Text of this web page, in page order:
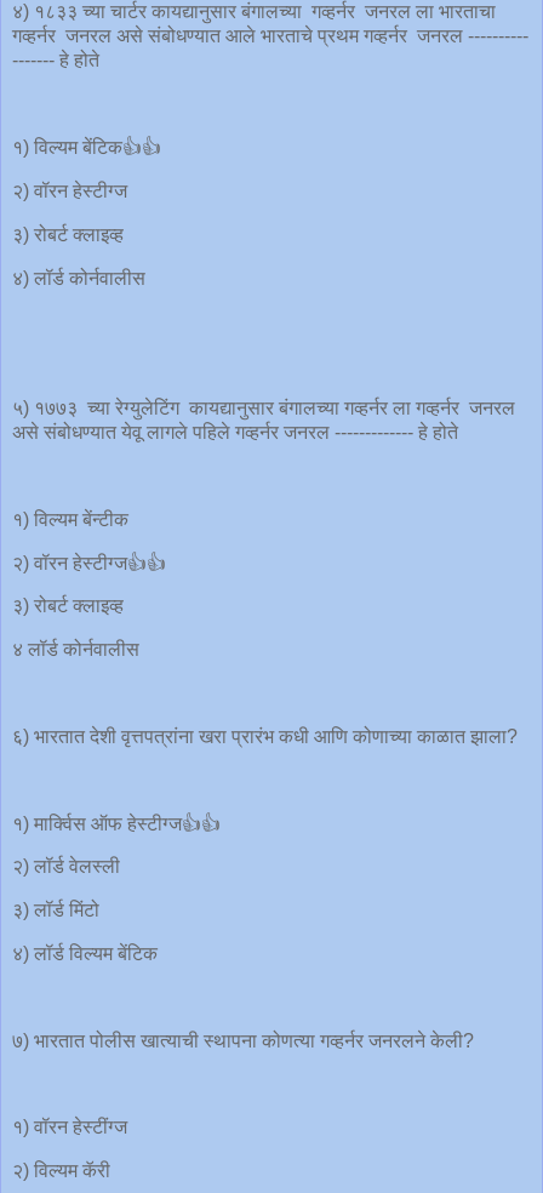
४) १८३३ च्या चार्टर कायद्यानुसार बंगालच्या गव्हर्नर जनरल ला भारताचा
गव्हर्नर जनरल असे संबोधण्यात आले भारताचे प्रथम गव्हर्नर जनरल ----------
------- हे होते
१) विल्यम बेंटिक👍👍
२) वॉरन हेस्टीग्ज
३) रोबर्ट क्लाइव्ह
४) लॉर्ड कोर्नवालीस
५) १७७३ च्या रेग्युलेटिंग कायद्यानुसार बंगालच्या गव्हर्नर ला गव्हर्नर जनरल
असे संबोधण्यात येवू लागले पहिले गव्हर्नर जनरल ------------- हे होते
१) विल्यम बेंन्टीक
२) वॉरन हेस्टीग्ज👍👍
३) रोबर्ट क्लाइव्ह
४ लॉर्ड कोर्नवालीस
६) भारतात देशी वृत्तपत्रांना खरा प्रारंभ कधी आणि कोणाच्या काळात झाला?
१) मार्क्विस ऑफ हेस्टीग्ज👍👍
२) लॉर्ड वेलस्ली
३) लॉर्ड मिंटो
४) लॉर्ड विल्यम बेंटिक
७) भारतात पोलीस खात्याची स्थापना कोणत्या गव्हर्नर जनरलने केली?
१) वॉरन हेस्टींग्ज
२) विल्यम कॅरी